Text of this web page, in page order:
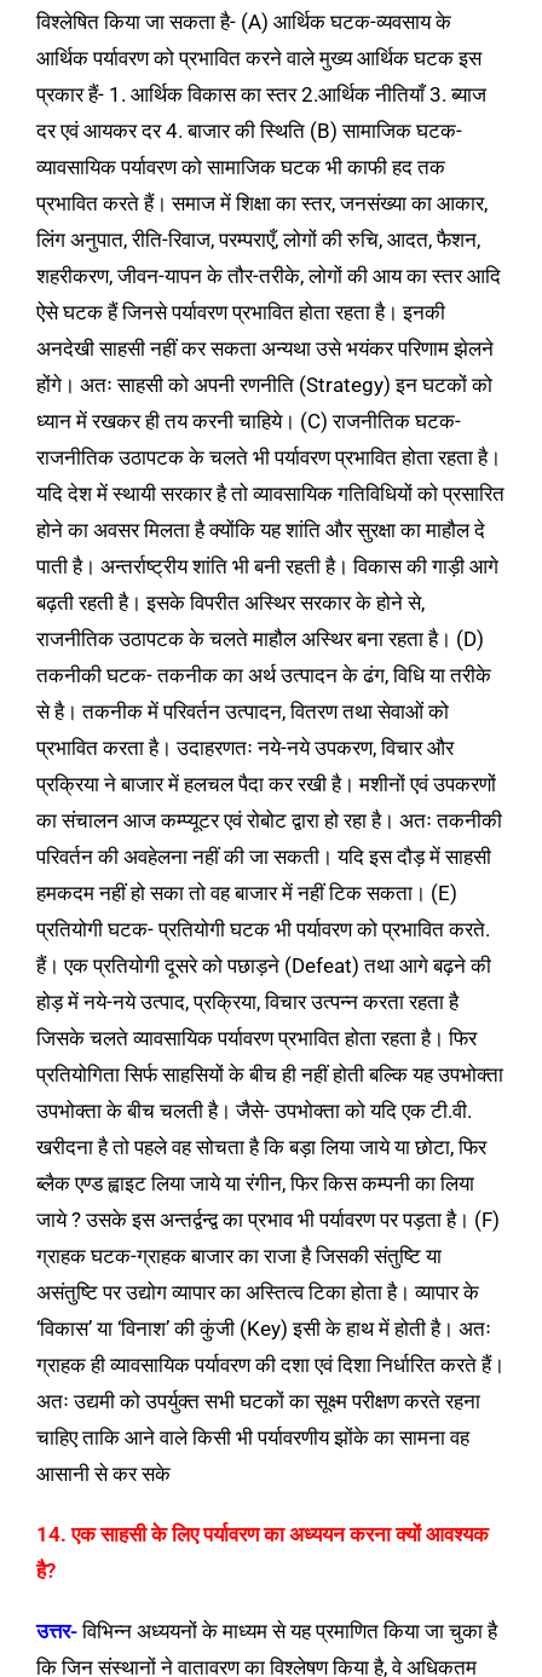
विश्लेषित किया जा सकता है- (A) आर्थिक घटक-व्यवसाय के
आर्थिक पर्यावरण को प्रभावित करने वाले मुख्य आर्थिक घटक इस
प्रकार हैं- 1. आर्थिक विकास का स्तर 2.आर्थिक नीतियाँ 3.ब्याज
दर एवं आयकर दर 4. बाजार की स्थिति (B) सामाजिक घटक-
व्यावसायिक पर्यावरण को सामाजिक घटक भी काफी हद तक
प्रभावित करते हैं। समाज में शिक्षा का स्तर, जनसंख्या का आकार,
लिंग अनुपात, रीति-रिवाज, परम्पराएँ, लोगों की रुचि, आदत, फैशन,
शहरीकरण, जीवन-यापन के तौर-तरीके, लोगों की आय का स्तर आदि
ऐसे घटक हैं जिनसे पर्यावरण प्रभावित होता रहता है। इनकी
अनदेखी साहसी नहीं कर सकता अन्यथा उसे भयंकर परिणाम झेलने
होंगे। अतः साहसी को अपनी रणनीति (Strategy) इन घटकों को
ध्यान में रखकर ही तय करनी चाहिये। (C) राजनीतिक घटक-
राजनीतिक उठापटक के चलते भी पर्यावरण प्रभावित होता रहता है।
यदि देश में स्थायी सरकार है तो व्यावसायिक गतिविधियों को प्रसारित
होने का अवसर मिलता है क्योंकि यह शांति और सुरक्षा का माहौल दे
पाती है। अन्तर्राष्ट्रीय शांति भी बनी रहती है। विकास की गाड़ी आगे
बढ़ती रहती है। इसके विपरीत अस्थिर सरकार के होने से,
राजनीतिक उठापटक के चलते माहौल अस्थिर बना रहता है। (D)
तकनीकी घटक- तकनीक का अर्थ उत्पादन के ढंग, विधि या तरीके
से है। तकनीक में परिवर्तन उत्पादन, वितरण तथा सेवाओं को
प्रभावित करता है। उदाहरणतः नये-नये उपकरण, विचार और
प्रक्रिया ने बाजार में हलचल पैदा कर रखी है। मशीनों एवं उपकरणों
का संचालन आज कम्प्यूटर एवं रोबोट द्वारा हो रहा है। अतः तकनीकी
परिवर्तन की अवहेलना नहीं की जा सकती। यदि इस दौड़ में साहसी
हमकदम नहीं हो सका तो वह बाजार में नहीं टिक सकता। (E)
प्रतियोगी घटक- प्रतियोगी घटक भी पर्यावरण को प्रभावित करते.
हैं। एक प्रतियोगी दूसरे को पछाड़ने (Defeat) तथा आगे बढ़ने की
होड़ में नये-नये उत्पाद, प्रक्रिया, विचार उत्पन्न करता रहता है
जिसके चलते व्यावसायिक पर्यावरण प्रभावित होता रहता है। फिर
प्रतियोगिता सिर्फ साहसियों के बीच ही नहीं होती बल्कि यह उपभोक्ता
उपभोक्ता के बीच चलती है। जैसे- उपभोक्ता को यदि एक टी.वी.
खरीदना है तो पहले वह सोचता है कि बड़ा लिया जाये या छोटा, फिर
ब्लैक एण्ड ह्वाइट लिया जाये या रंगीन, फिर किस कम्पनी का लिया
जाये ? उसके इस अन्तर्द्वन्द्व का प्रभाव भी पर्यावरण पर पड़ता है। (F)
ग्राहक घटक-ग्राहक बाजार का राजा है जिसकी संतुष्टि या
असंतुष्टि पर उद्योग व्यापार का अस्तित्व टिका होता है। व्यापार के
‘विकास’ या ‘विनाश’ की कुंजी (Key) इसी के हाथ में होती है। अतः
ग्राहक ही व्यावसायिक पर्यावरण की दशा एवं दिशा निर्धारित करते हैं।
अतः उद्यमी को उपर्युक्त सभी घटकों का सूक्ष्म परीक्षण करते रहना
चाहिए ताकि आने वाले किसी भी पर्यावरणीय झोंके का सामना वह
आसानी से कर सके
14. एक साहसी के लिए पर्यावरण का अध्ययन करना क्यों आवश्यक
है?
उत्तर-विभिन्न अध्ययनों के माध्यम से यह प्रमाणित किया जा चुका है
कि जिन संस्थानों ने वातावरण का विश्लेषण किया है, वे अधिकतम